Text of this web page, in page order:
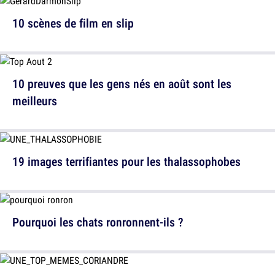
10 preuves que les gens nés en août sont les
meilleurs
Pourquoi les chats ronronnent-ils ?
10 scènes de film en slip
19 images terrifiantes pour les thalassophobes